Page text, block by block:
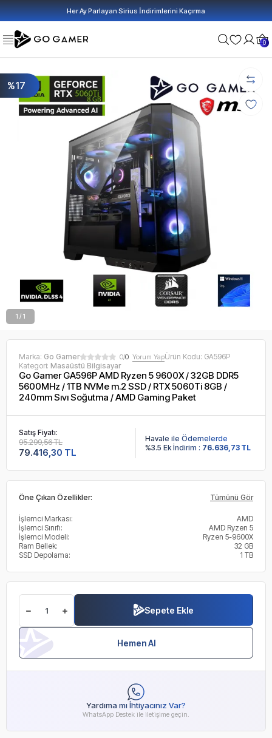
Her Ay Parlayan Sirius İndirimlerini Kaçırma
0
%17
1 / 1
Marka: Go Gamer 0/0 Yorum YapÜrün Kodu: GA596P
Kategori: Masaüstü Bilgisayar
Go Gamer GA596P AMD Ryzen 5 9600X / 32GB DDR5
5600MHz / 1TB NVMe m.2 SSD / RTX 5060Ti 8GB /
240mm Sıvı Soğutma / AMD Gaming Paket
Satış Fiyatı:
79.416,30 TL
95.299,56 TL
Havale ile Ödemelerde
%3.5 Ek İndirim : 76.636,73 TL
Öne Çıkan Özellikler: Tümünü Gör
İşlemci Markası:
AMD
İşlemci Sınıfı:
AMD Ryzen 5
İşlemci Modeli:
Ryzen 5-9600X
Ram Bellek:
32 GB
SSD Depolama:
1 TB
Sepete Ekle
Hemen Al
Yardıma mı İhtiyacınız Var?
WhatsApp Destek ile iletişime geçin.